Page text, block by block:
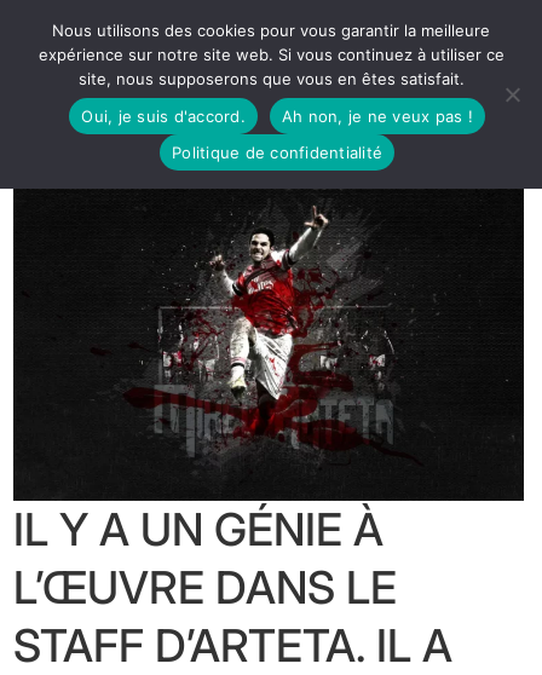
IL Y A UN GÉNIE À
L’ŒUVRE DANS LE
STAFF D’ARTETA. IL A
Nous utilisons des cookies pour vous garantir la meilleure
expérience sur notre site web. Si vous continuez à utiliser ce
site, nous supposerons que vous en êtes satisfait.
Oui, je suis d'accord.
Ah non, je ne veux pas !
Politique de confidentialité